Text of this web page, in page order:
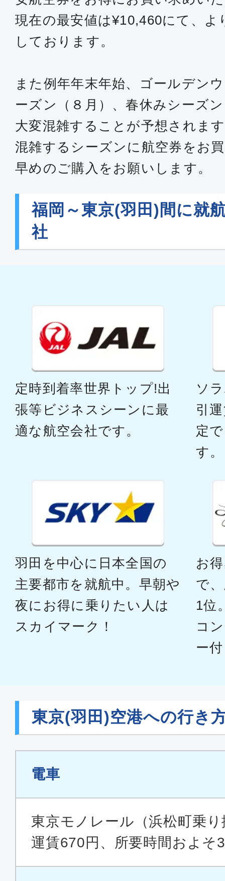
普通席
福岡
東京(
JAL312
普通席
福岡
11:55
東京(
JAL314
福岡
12:50
東京(
14:00
JAL320
福岡
16:00
東京(
普通席
16:30
東京(
JAL326
福岡
18:15
東京(
普通席
東京(
JAL308
福岡
10:00
東京(
ANA244 08:35
現在の最安値は¥10,460にて、
しております。
また例年年末年始、ゴールデン
ーズン（８月）、春休みシーズ
大変混雑することが予想されま
混雑するシーズンに航空券をお
早めのご購入をお願いします。
福岡～東京(羽田)間に就
社
定時到着率世界トップ!出
張等ビジネスシーンに最
適な航空会社です。
ソ
引
定
す。
羽田を中心に日本全国の
主要都市を就航中。早朝や
夜にお得に乗りたい人は
スカイマーク！
お
で
1位
コ
ー
東京(羽田)空港への行き
電車
東京モノレール（浜松町乗
運賃670円、所要時間およそ